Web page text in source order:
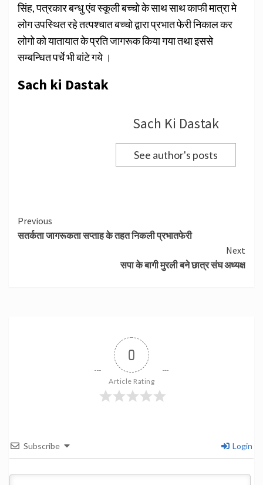
सिंह, पत्रकार बन्धु एंव स्कूली बच्चो के साथ साथ काफी मात्रा मे
लोग उपस्थित रहे तत्पश्चात बच्चो द्वारा प्रभात फेरी निकाल कर
लोगो को यातायात के प्रति जागरूक किया गया तथा इससे
सम्बन्धित पर्चे भी बांटे गये ।
Sach ki Dastak
Sach Ki Dastak
See author's posts
Continue
Reading
Previous
सतर्कता जागरूकता सप्ताह के तहत निकली प्रभातफेरी
Next
सपा के बागी मुरली बने छात्र संघ अध्यक्ष
0
Article Rating
Subscribe Login